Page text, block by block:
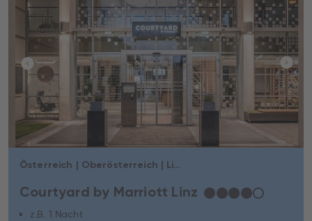
Österreich | Oberösterreich | Linz
Courtyard by Marriott Linz ★★★★☆
z.B. 1 Nacht